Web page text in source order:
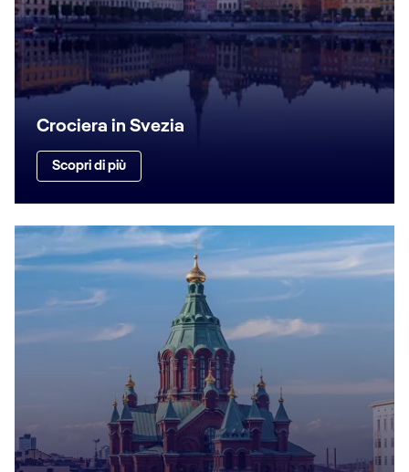
Crociera in Svezia
Scopri di più